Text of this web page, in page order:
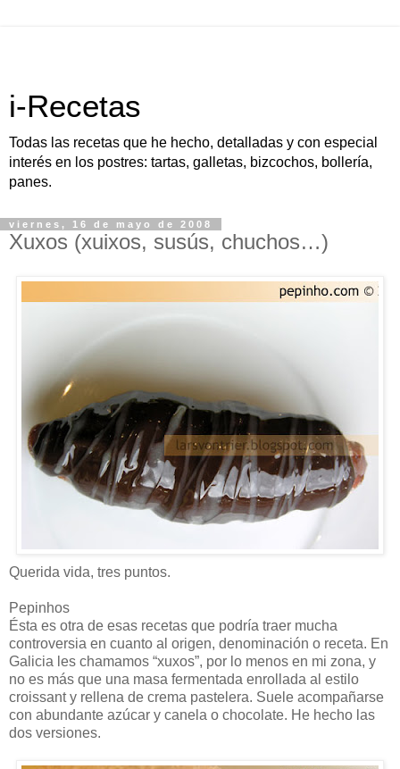
i-Recetas
Todas las recetas que he hecho, detalladas y con especial
interés en los postres: tartas, galletas, bizcochos, bollería,
panes.
viernes, 16 de mayo de 2008
Xuxos (xuixos, susús, chuchos…)
Querida vida, tres puntos.
Pepinhos
Ésta es otra de esas recetas que podría traer mucha
controversia en cuanto al origen, denominación o receta. En
Galicia les chamamos “xuxos”, por lo menos en mi zona, y
no es más que una masa fermentada enrollada al estilo
croissant y rellena de crema pastelera. Suele acompañarse
con abundante azúcar y canela o chocolate. He hecho las
dos versiones.